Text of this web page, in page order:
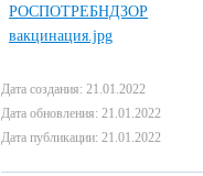
Дата создания: 21.01.2022
Дата обновления: 21.01.2022
Дата публикации: 21.01.2022